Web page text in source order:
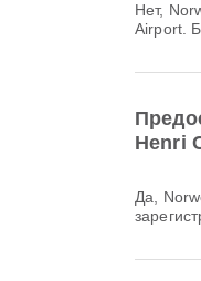
Нет, Norwegian Air Sweden не включает бесплатный багаж на рейсах Внутренний & Международный из Stockholm Arlanda Airport в Henri Coanda International
Airport.
Henri
Да, Norwegian Air Sweden предоставляет онлайн-регистрацию на рейс из Stockholm Arlanda Airport в Henri Coanda International Airport. Вы можете